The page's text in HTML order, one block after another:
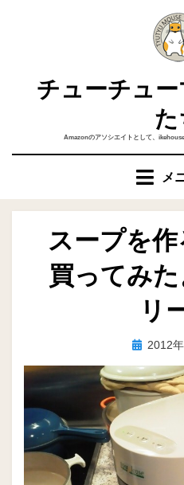
チューチュ
た
Amazonのアソシエイトとして、
メ
スープを
買ってみ
リ
投稿者
投
日:
2012